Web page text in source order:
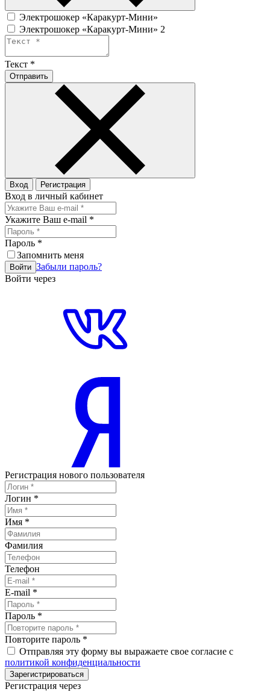
Электрошокер «Каракурт-Мини»
Электрошокер «Каракурт-Мини» 2
Текст *
Отправить
Вход Регистрация
Вход в личный кабинет
Укажите Ваш e-mail *
Пароль *
Запомнить меня
Войти Забыли пароль?
Войти через
Регистрация нового пользователя
Логин *
Имя *
Фамилия
Телефон
E-mail *
Пароль *
Повторите пароль *
Отправляя эту форму вы выражаете свое согласие с
политикой конфиденциальности
Зарегистрироваться
Регистрация через